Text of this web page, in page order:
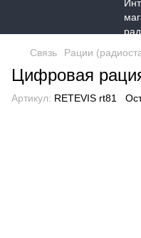
Связь Рации
Цифровая
Артикул: RETEVIS rt81